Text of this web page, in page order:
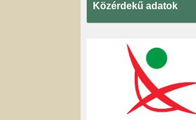
Közérdekű adatok